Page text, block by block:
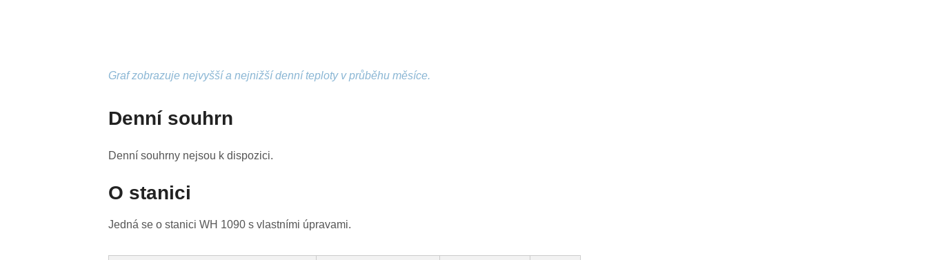
Graf zobrazuje nejvyšší a nejnižší denní teploty v průběhu měsíce.
Denní souhrn
Denní souhrny nejsou k dispozici.
O stanici
Jedná se o stanici WH 1090 s vlastními úpravami.